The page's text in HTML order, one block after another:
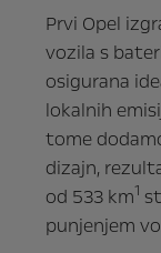
Prvi Opel
vozila s
osigurana
lokalnih
tome
dizajn,
od 533 km1
punjenjem